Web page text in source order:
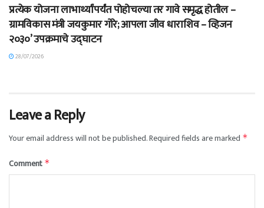
प्रत्येक योजना लाभार्थ्यांपर्यंत पोहोचल्या तर गावे समृद्ध होतील –
ग्रामविकास मंत्री जयकुमार गोरे; आपला जीव धाराशिव – व्हिजन
२०३०’ उपक्रमाचे उद्घाटन
28/07/2026
Leave a Reply
Your email address will not be published.Required fields are marked *
Comment *